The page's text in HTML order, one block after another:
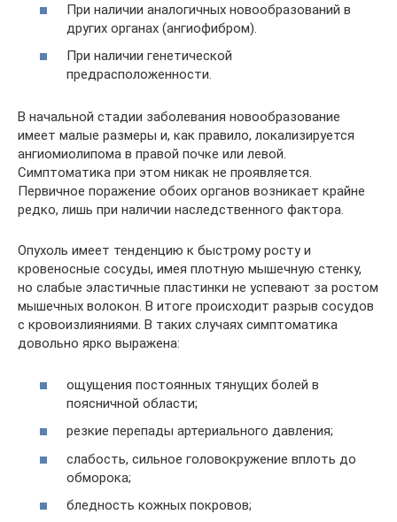
При наличии аналогичных новообразований в
других органах (ангиофибром).
При наличии генетической
предрасположенности.
В начальной стадии заболевания новообразование
имеет малые размеры и, как правило, локализируется
ангиомиолипома в правой почке или левой.
Симптоматика при этом никак не проявляется.
Первичное поражение обоих органов возникает крайне
редко, лишь при наличии наследственного фактора.
Опухоль имеет тенденцию к быстрому росту и
кровеносные сосуды, имея плотную мышечную стенку,
но слабые эластичные пластинки не успевают за ростом
мышечных волокон. В итоге происходит разрыв сосудов
с кровоизлияниями. В таких случаях симптоматика
довольно ярко выражена:
ощущения постоянных тянущих болей в
поясничной области;
резкие перепады артериального давления;
слабость, сильное головокружение вплоть до
обморока;
бледность кожных покровов;